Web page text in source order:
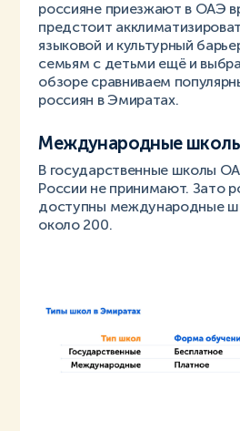
россияне приезжают в ОАЭ
предстоит
языковой и культурный
семьям с детьми ещё и
обзоре сравниваем
россиян в Эмиратах.
Международные
В государственные школы
России не принимают. Зато
доступны международные
около 200.